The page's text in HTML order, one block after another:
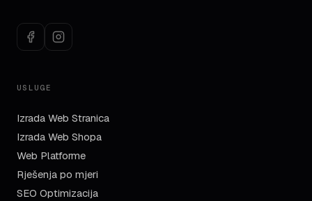
USLUGE
Izrada Web Stranica
Izrada Web Shopa
Web Platforme
Rješenja po mjeri
SEO Optimizacija